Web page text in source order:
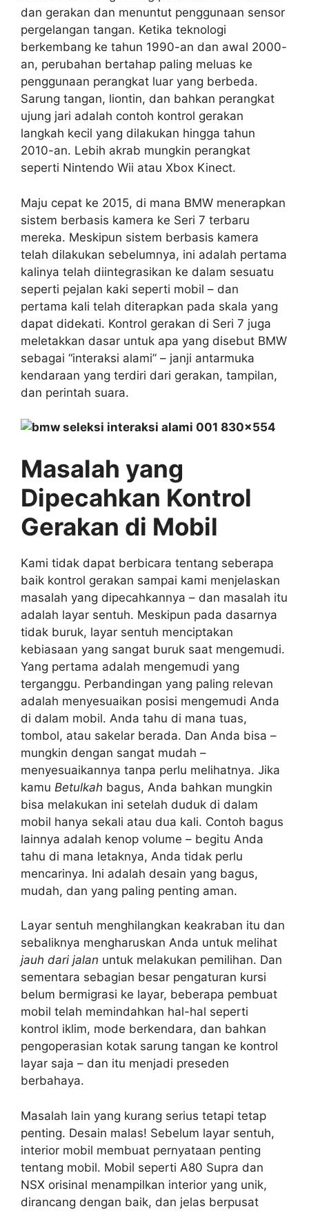
dan gerakan dan menuntut penggunaan sensor
pergelangan tangan. Ketika teknologi
berkembang ke tahun 1990-an dan awal 2000-
an, perubahan bertahap paling meluas ke
penggunaan perangkat luar yang berbeda.
Sarung tangan, liontin, dan bahkan perangkat
ujung jari adalah contoh kontrol gerakan
langkah kecil yang dilakukan hingga tahun
2010-an. Lebih akrab mungkin perangkat
seperti Nintendo Wii atau Xbox Kinect.
Maju cepat ke 2015, di mana BMW menerapkan
sistem berbasis kamera ke Seri 7 terbaru
mereka. Meskipun sistem berbasis kamera
telah dilakukan sebelumnya, ini adalah pertama
kalinya telah diintegrasikan ke dalam sesuatu
seperti pejalan kaki seperti mobil – dan
pertama kali telah diterapkan pada skala yang
dapat didekati. Kontrol gerakan di Seri 7 juga
meletakkan dasar untuk apa yang disebut BMW
sebagai “interaksi alami” – janji antarmuka
kendaraan yang terdiri dari gerakan, tampilan,
dan perintah suara.
Masalah yang
Dipecahkan Kontrol
Gerakan di Mobil
Kami tidak dapat berbicara tentang seberapa
baik kontrol gerakan sampai kami menjelaskan
masalah yang dipecahkannya – dan masalah itu
adalah layar sentuh. Meskipun pada dasarnya
tidak buruk, layar sentuh menciptakan
kebiasaan yang sangat buruk saat mengemudi.
Yang pertama adalah mengemudi yang
terganggu. Perbandingan yang paling relevan
adalah menyesuaikan posisi mengemudi Anda
di dalam mobil. Anda tahu di mana tuas,
tombol, atau sakelar berada. Dan Anda bisa –
mungkin dengan sangat mudah –
menyesuaikannya tanpa perlu melihatnya. Jika
kamu Betulkah bagus, Anda bahkan mungkin
bisa melakukan ini setelah duduk di dalam
mobil hanya sekali atau dua kali. Contoh bagus
lainnya adalah kenop volume – begitu Anda
tahu di mana letaknya, Anda tidak perlu
mencarinya. Ini adalah desain yang bagus,
mudah, dan yang paling penting aman.
Layar sentuh menghilangkan keakraban itu dan
sebaliknya mengharuskan Anda untuk melihat
jauh dari jalan untuk melakukan pemilihan. Dan
sementara sebagian besar pengaturan kursi
belum bermigrasi ke layar, beberapa pembuat
mobil telah memindahkan hal-hal seperti
kontrol iklim, mode berkendara, dan bahkan
pengoperasian kotak sarung tangan ke kontrol
layar saja – dan itu menjadi preseden
berbahaya.
Masalah lain yang kurang serius tetapi tetap
penting. Desain malas! Sebelum layar sentuh,
interior mobil membuat pernyataan penting
tentang mobil. Mobil seperti A80 Supra dan
NSX orisinal menampilkan interior yang unik,
dirancang dengan baik, dan jelas berpusat